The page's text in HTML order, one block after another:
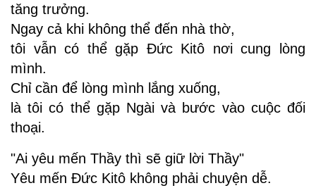
tăng trưởng.
Ngay cả khi không thể đến nhà thờ,
tôi vẫn có thể gặp Ðức Kitô nơi cung lòng
mình.
Chỉ cần để lòng mình lắng xuống,
là tôi có thể gặp Ngài và bước vào cuộc đối
thoại.
"Ai yêu mến Thầy thì sẽ giữ lời Thầy"
Yêu mến Ðức Kitô không phải chuyện dễ.